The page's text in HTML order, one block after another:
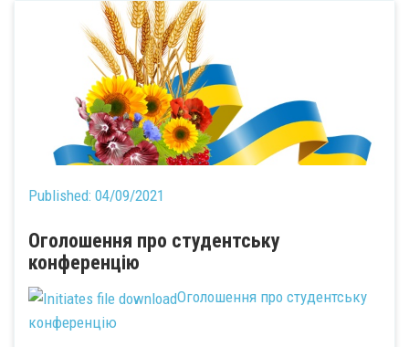
Published: 04/09/2021
Оголошення про студентську
конференцію
Оголошення про студентську
конференцію